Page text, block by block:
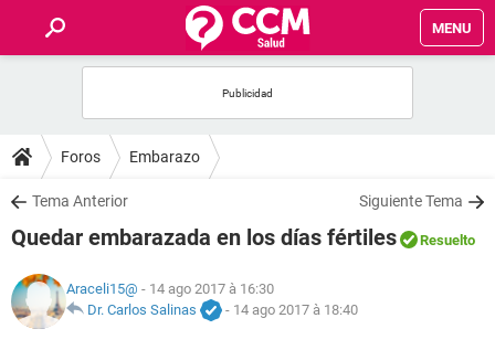
MENU
FORUMS
SALUD
FAMILIA
NUTRICIÓN
Foros Embarazo
Tema Anterior Siguiente Tema
Quedar embarazada en los días fértiles Resuelto
Araceli15@ - 14 ago 2017 à 16:30
Dr. Carlos Salinas
- 14 ago 2017 à 18:40